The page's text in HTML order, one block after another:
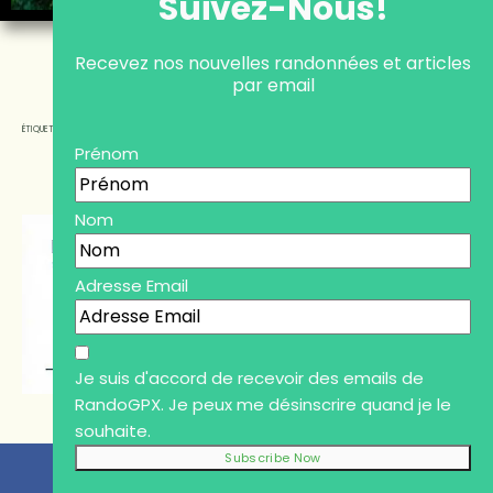
ÉTIQUETTES
PARTAGER TWEETER
Recevez nos nouvelles randonnées et articles
par email
Prénom
Nom
Adresse Email
Je suis d'accord de recevoir des emails de
RandoGPX. Je peux me désinscrire quand je le
souhaite.